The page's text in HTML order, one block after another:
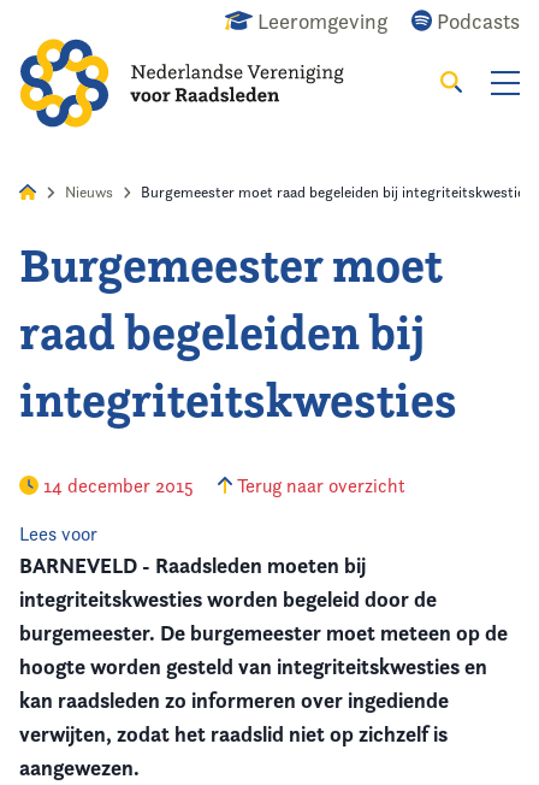
Leeromgeving Podcasts
Zoeken
Home
Agenda
Nieuws
Vereniging
Contact
Nieuws Burgemeester moet raad begeleiden bij integriteitskwesties
Burgemeester moet
raad begeleiden bij
integriteitskwesties
14 december 2015 Terug naar overzicht
Lees voor
BARNEVELD - Raadsleden moeten bij
integriteitskwesties worden begeleid door de
burgemeester. De burgemeester moet meteen op de
hoogte worden gesteld van integriteitskwesties en
kan raadsleden zo informeren over ingediende
verwijten, zodat het raadslid niet op zichzelf is
aangewezen.